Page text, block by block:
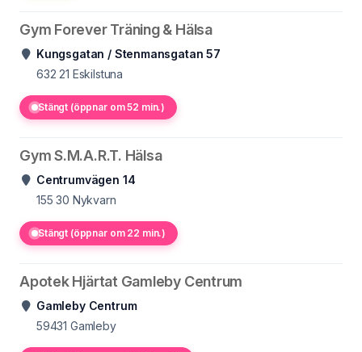
Gym Forever Träning & Hälsa
Kungsgatan / Stenmansgatan 57
632 21 Eskilstuna
Stängt (öppnar om 52 min.)
Gym S.M.A.R.T. Hälsa
Centrumvägen 14
155 30 Nykvarn
Stängt (öppnar om 22 min.)
Apotek Hjärtat Gamleby Centrum
Gamleby Centrum
59431 Gamleby